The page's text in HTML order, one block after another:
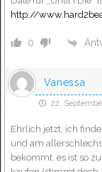
http://
0
Vanessa
22.
Ehrlich jetzt, ich
und am
bekommt. es ist so